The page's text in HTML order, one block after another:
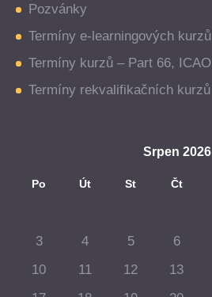
Pozvánky
Termíny e-learningových kurzů
Termíny kurzů – Part 66, ICAO
Termíny rekvalifikačních kurzů
Srpen 2026
Po Út St Čt
3
4 5 6
10
11 12 13